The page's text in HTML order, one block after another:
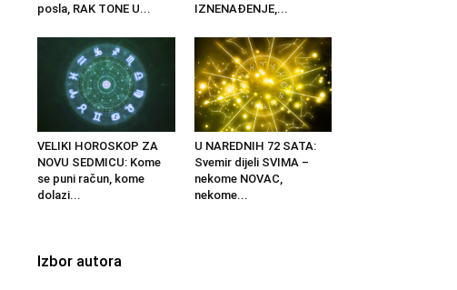
posla, RAK TONE U...
IZNENAĐENJE,...
VELIKI HOROSKOP ZA
NOVU SEDMICU: Kome
se puni račun, kome
dolazi...
U NAREDNIH 72 SATA:
Svemir dijeli SVIMA –
nekome NOVAC,
nekome...
Izbor autora